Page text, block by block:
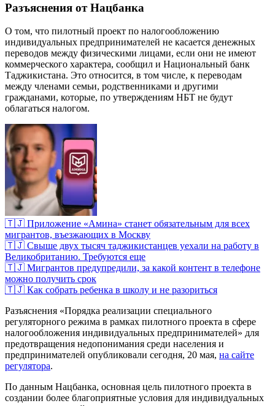
Разъяснения от Нацбанка
О том, что пилотный проект по налогообложению
индивидуальных предпринимателей не касается денежных
переводов между физическими лицами, если они не имеют
коммерческого характера, сообщил и Национальный банк
Таджикистана. Это относится, в том числе, к переводам
между членами семьи, родственниками и другими
гражданами, которые, по утверждениям НБТ не будут
облагаться налогом.
🇹🇯 Приложение «Амина» станет обязательным для всех
мигрантов, въезжающих в Москву
🇹🇯 Свыше двух тысяч таджикистанцев уехали на работу в
Великобританию. Требуются еще
🇹🇯 Мигрантов предупредили, за какой контент в телефоне
можно получить срок
🇹🇯 Как собрать ребенка в школу и не разориться
Разъяснения «Порядка реализации специального
регуляторного режима в рамках пилотного проекта в сфере
налогообложения индивидуальных предпринимателей» для
предотвращения недопонимания среди населения и
предпринимателей опубликовали сегодня, 20 мая, на сайте
регулятора.
По данным Нацбанка, основная цель пилотного проекта в
создании более благоприятные условия для индивидуальных